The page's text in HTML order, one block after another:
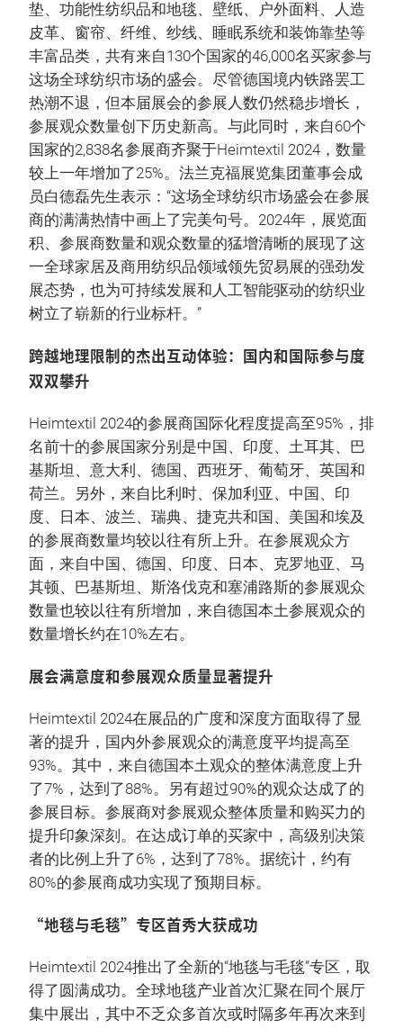
垫、功能性纺织品和地毯、壁纸、户外面料、人造
皮革、窗帘、纤维、纱线、睡眠系统和装饰靠垫等
丰富品类，共有来自130个国家的46,000名买家参与
这场全球纺织市场的盛会。尽管德国境内铁路罢工
热潮不退，但本届展会的参展人数仍然稳步增长，
参展观众数量创下历史新高。与此同时，来自60个
国家的2,838名参展商齐聚于Heimtextil 2024，数量
较上一年增加了25%。法兰克福展览集团董事会成
员白德磊先生表示：“这场全球纺织市场盛会在参展
商的满满热情中画上了完美句号。2024年，展览面
积、参展商数量和观众数量的猛增清晰的展现了这
一全球家居及商用纺织品领域领先贸易展的强劲发
展态势，也为可持续发展和人工智能驱动的纺织业
树立了崭新的行业标杆。”
跨越地理限制的杰出互动体验：国内和国际参与度
双双攀升
Heimtextil 2024的参展商国际化程度提高至95%，排
名前十的参展国家分别是中国、印度、土耳其、巴
基斯坦、意大利、德国、西班牙、葡萄牙、英国和
荷兰。另外，来自比利时、保加利亚、中国、印
度、日本、波兰、瑞典、捷克共和国、美国和埃及
的参展商数量均较以往有所上升。在参展观众方
面，来自中国、德国、印度、日本、克罗地亚、马
其顿、巴基斯坦、斯洛伐克和塞浦路斯的参展观众
数量也较以往有所增加，来自德国本土参展观众的
数量增长约在10%左右。
展会满意度和参展观众质量显著提升
Heimtextil 2024在展品的广度和深度方面取得了显
著的提升，国内外参展观众的满意度平均提高至
93%。其中，来自德国本土观众的整体满意度上升
了7%，达到了88%。另有超过90%的观众达成了的
参展目标。参展商对参展观众整体质量和购买力的
提升印象深刻。在达成订单的买家中，高级别决策
者的比例上升了6%，达到了78%。据统计，约有
80%的参展商成功实现了预期目标。
“地毯与毛毯”专区首秀大获成功
Heimtextil 2024推出了全新的“地毯与毛毯”专区，取
得了圆满成功。全球地毯产业首次汇聚在同个展厅
集中展出，其中不乏众多首次或时隔多年再次来到